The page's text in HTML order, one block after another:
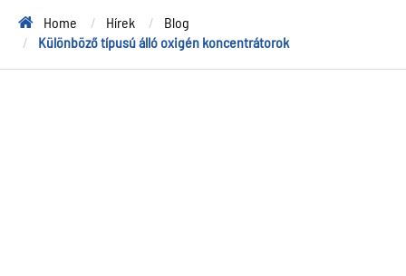
Home Hírek
Blog
Különböző típusú álló oxigén koncentrátorok